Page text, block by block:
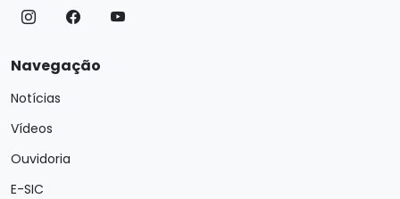
Navegação
Notícias
Vídeos
Ouvidoria
E-SIC